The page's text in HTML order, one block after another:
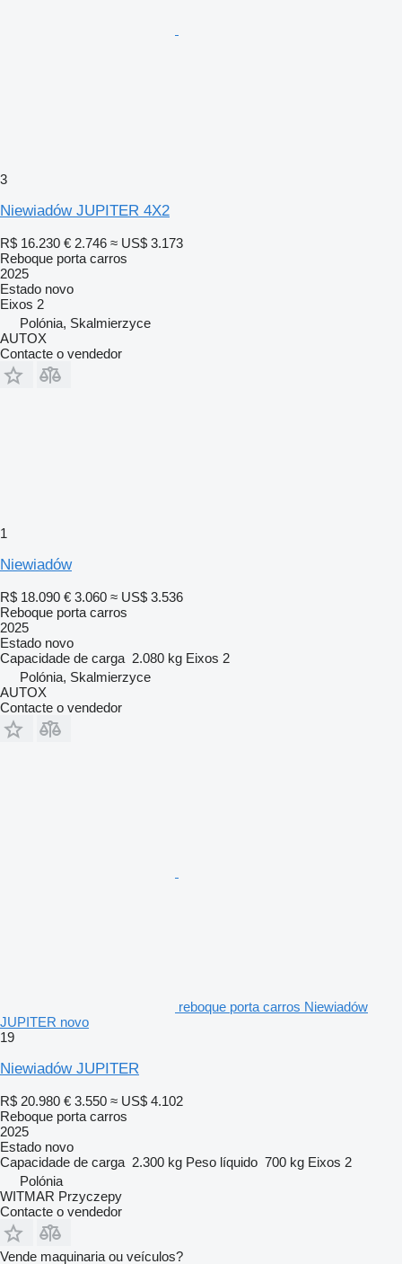
3
Niewiadów JUPITER 4X2
R$ 16.230 € 2.746 ≈ US$ 3.173
Reboque porta carros
2025
Estado novo
Eixos 2
Polónia, Skalmierzyce
AUTOX
Contacte o vendedor
1
Niewiadów
R$ 18.090 € 3.060 ≈ US$ 3.536
Reboque porta carros
2025
Estado novo
Capacidade de carga 2.080 kg Eixos 2
Polónia, Skalmierzyce
AUTOX
Contacte o vendedor
reboque porta carros Niewiadów
JUPITER novo
19
Niewiadów JUPITER
R$ 20.980 € 3.550 ≈ US$ 4.102
Reboque porta carros
2025
Estado novo
Capacidade de carga 2.300 kg Peso líquido 700 kg Eixos 2
Polónia
WITMAR Przyczepy
Contacte o vendedor
Vende maquinaria ou veículos?